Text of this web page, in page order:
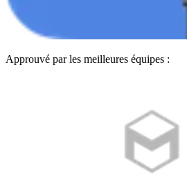
Approuvé par les meilleures équipes :